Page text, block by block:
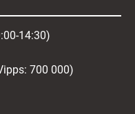
14:30)
700 000)